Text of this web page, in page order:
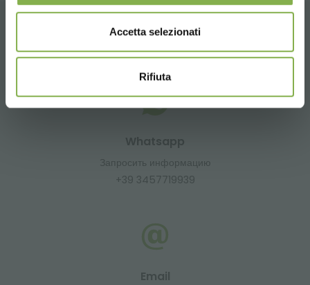
Accetta selezionati
Rifiuta
ГЛАВНАЯ
Whatsapp
Запросить информацию
+39 3457719939
Email